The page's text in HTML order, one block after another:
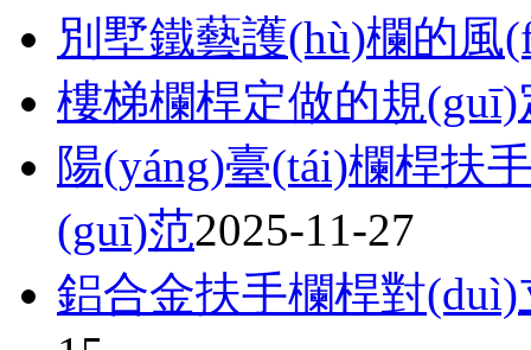
別墅鐵藝護(hù)欄的風
樓梯欄桿定做的規(guī)
陽(yáng)臺(tái)欄桿扶
(guī)范2025-11-27
鋁合金扶手欄桿對